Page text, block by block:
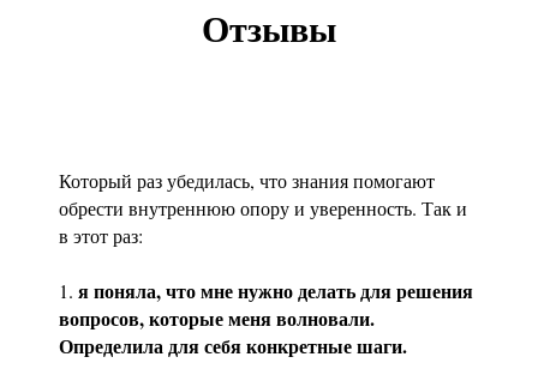
Отзывы
Который раз убедилась, что знания помогают
обрести внутреннюю опору и уверенность. Так и
в этот раз:
1. я поняла, что мне нужно делать для решения
вопросов, которые меня волновали.
Определила для себя конкретные шаги.